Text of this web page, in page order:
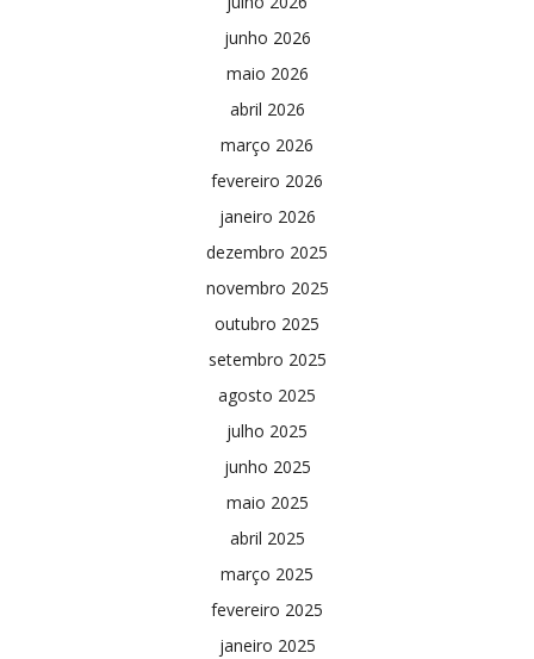
junho 2026
maio 2026
abril 2026
março 2026
fevereiro 2026
janeiro 2026
dezembro 2025
novembro 2025
outubro 2025
setembro 2025
agosto 2025
julho 2025
junho 2025
maio 2025
abril 2025
março 2025
fevereiro 2025
janeiro 2025